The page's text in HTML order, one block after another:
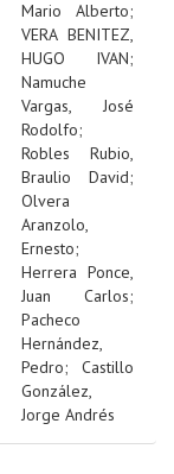
Mario Alberto;
VERA BENITEZ,
HUGO IVAN;
Namuche
Vargas, José
Rodolfo;
Robles Rubio,
Braulio David;
Olvera
Aranzolo,
Ernesto;
Herrera Ponce,
Juan Carlos;
Pacheco
Hernández,
Pedro; Castillo
González,
Jorge Andrés